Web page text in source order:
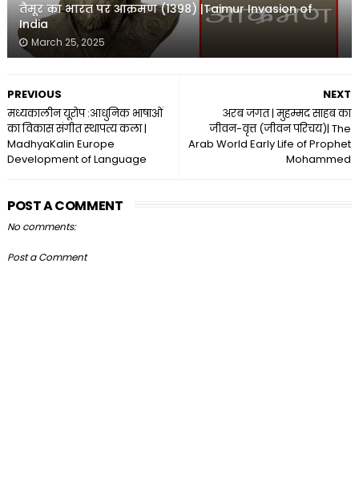
तैमूर का भारत पर आक्रमण (1398) |Taimur Invasion of
India
March 25, 2025
NEXT
अरब जगत | मुहम्मद साहब का
जीवन-वृत्त (जीवन परिचय)| The
Arab World Early Life of Prophet
Mohammed
PREVIOUS
मध्यकालीन यूरोप :आधुनिक भाषाओं
का विकास संगीत स्थापत्य कला |
MadhyaKalin Europe
Development of Language
POST A COMMENT
No comments:
Post a Comment